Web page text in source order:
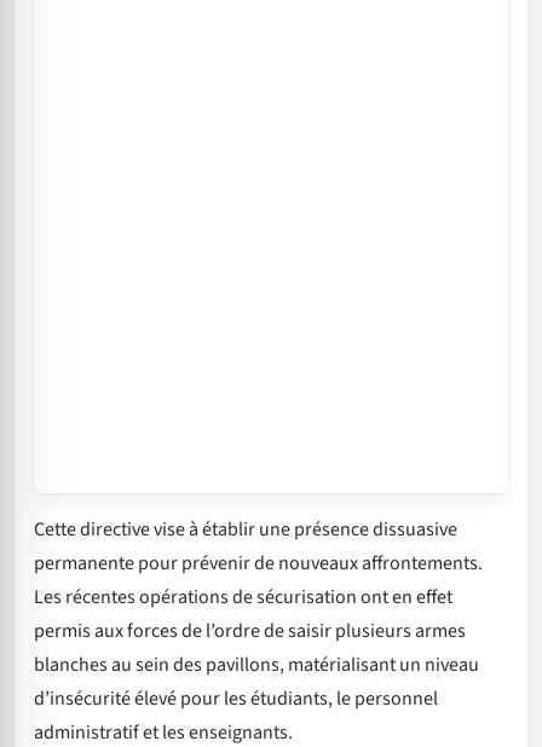
Cette directive vise à établir une présence dissuasive
permanente pour prévenir de nouveaux affrontements.
Les récentes opérations de sécurisation ont en effet
permis aux forces de l’ordre de saisir plusieurs armes
blanches au sein des pavillons, matérialisant un niveau
d’insécurité élevé pour les étudiants, le personnel
administratif et les enseignants.